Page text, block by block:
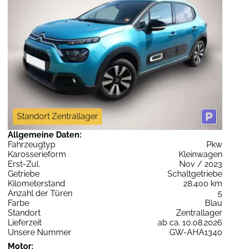
Standort Zentrallager
Allgemeine Daten:
Fahrzeugtyp
Pkw
Karosserieform
Kleinwagen
Erst-Zul.
Nov / 2023
Getriebe
Schaltgetriebe
Kilometerstand
28.400 km
Anzahl der Türen
5
Farbe
Blau
Standort
Zentrallager
Lieferzeit
ab ca. 10.08.2026
Unsere Nummer
GW-AHA1340
Motor: